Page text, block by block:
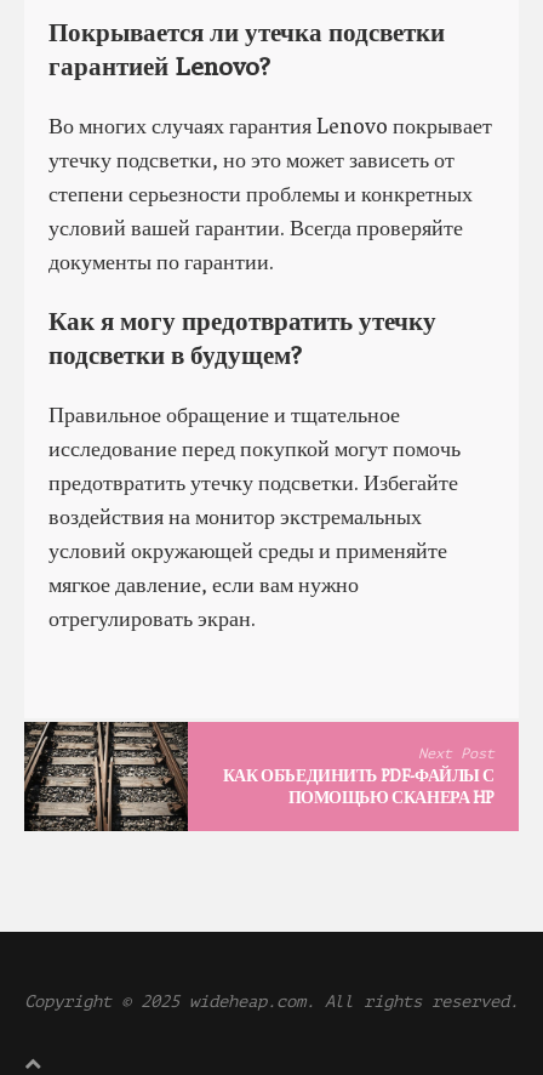
Покрывается ли утечка подсветки
гарантией Lenovo?
Во многих случаях гарантия Lenovo покрывает
утечку подсветки, но это может зависеть от
степени серьезности проблемы и конкретных
условий вашей гарантии. Всегда проверяйте
документы по гарантии.
Как я могу предотвратить утечку
подсветки в будущем?
Правильное обращение и тщательное
исследование перед покупкой могут помочь
предотвратить утечку подсветки. Избегайте
воздействия на монитор экстремальных
условий окружающей среды и применяйте
мягкое давление, если вам нужно
отрегулировать экран.
Next Post
КАК ОБЪЕДИНИТЬ PDF-ФАЙЛЫ С
ПОМОЩЬЮ СКАНЕРА HP
Copyright © 2025 wideheap.com. All rights reserved.